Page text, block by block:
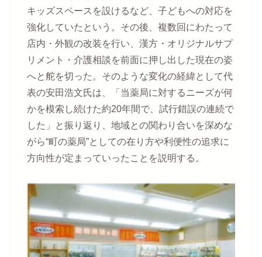
キッズスペースを設けるなど、子どもへの対応を
強化していたという。その後、複数回にわたって
店内・外観の改装を行い、漢方・オリジナルサプ
リメント・介護相談を前面に押し出した現在の姿
へと舵を切った。そのような変化の経緯として代
表の安田浩文氏は、「当薬局に対するニーズが何
かを模索し続けた約20年間で、試行錯誤の連続で
した」と振り返り、地域との関わり合いを深めな
がら“町の薬局”としての在り方や利便性の追求に
方向性が定まっていったことを説明する。